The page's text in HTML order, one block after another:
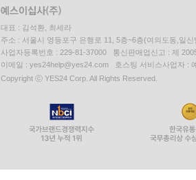
대표 : 김석환, 최세라
주소 : 서울시 영등포구 은행로 11, 5층~6층(여의도동,일신
사업자등록번호 : 229-81-37000 통신판매업신고 : 제
이메일 : yes24help@yes24.com 호스팅 서비스사업자 :
Copyright ⓒ YES24 Corp. All Rights Reserved.